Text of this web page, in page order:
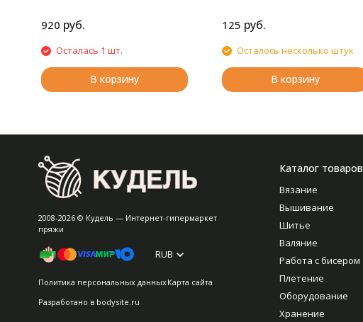
920 руб.
Осталась 1 шт.
В корзину
125 руб.
Осталось несколько штук
В корзину
2008-2026 © Кудель — Интернет-гипермаркет
пряжи
RUB
Политика персональных данныхКарта сайта
Разработано в bodysite.ru
Каталог товаров
Вязание
Вышивание
Шитье
Валяние
Работа с бисером
Плетение
Оборудование
Хранение